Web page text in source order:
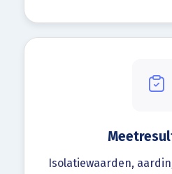
Isolatiewaarden,